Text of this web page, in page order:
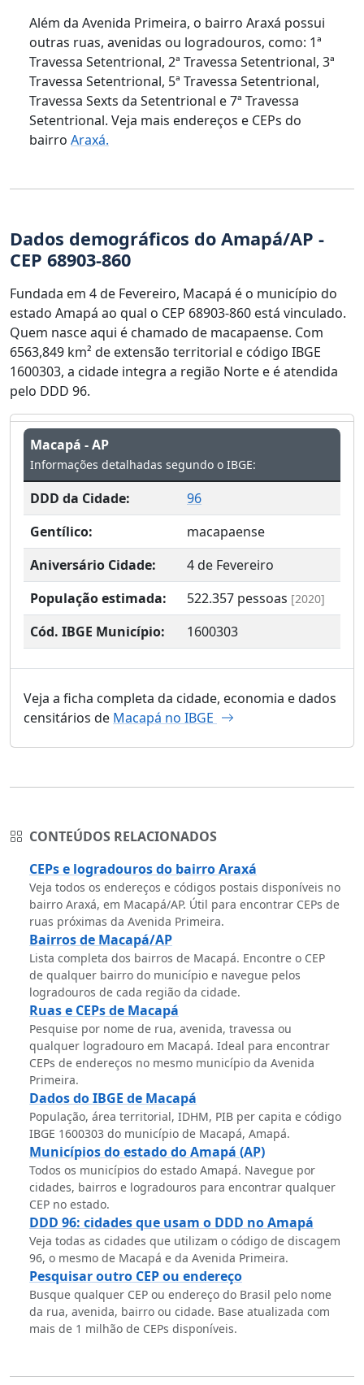
Além da Avenida Primeira, o bairro Araxá possui
outras ruas, avenidas ou logradouros, como: 1ª
Travessa Setentrional, 2ª Travessa Setentrional, 3ª
Travessa Setentrional, 5ª Travessa Setentrional,
Travessa Sexts da Setentrional e 7ª Travessa
Setentrional. Veja mais endereços e CEPs do
bairro Araxá.
Dados demográficos do Amapá/AP -
CEP 68903-860
Fundada em 4 de Fevereiro, Macapá é o município do
estado Amapá ao qual o CEP 68903-860 está vinculado.
Quem nasce aqui é chamado de macapaense. Com
6563,849 km² de extensão territorial e código IBGE
1600303, a cidade integra a região Norte e é atendida
pelo DDD 96.
Macapá - AP
Informações detalhadas segundo o IBGE:
DDD da Cidade:
96
Gentílico:
macapaense
Aniversário Cidade:
4 de Fevereiro
População estimada:
522.357 pessoas [2020]
Cód. IBGE Município: 1600303
Veja a ficha completa da cidade, economia e dados
censitários de Macapá no IBGE
CONTEÚDOS RELACIONADOS
CEPs e logradouros do bairro Araxá
Veja todos os endereços e códigos postais disponíveis no
bairro Araxá, em Macapá/AP. Útil para encontrar CEPs de
ruas próximas da Avenida Primeira.
Bairros de Macapá/AP
Lista completa dos bairros de Macapá. Encontre o CEP
de qualquer bairro do município e navegue pelos
logradouros de cada região da cidade.
Ruas e CEPs de Macapá
Pesquise por nome de rua, avenida, travessa ou
qualquer logradouro em Macapá. Ideal para encontrar
CEPs de endereços no mesmo município da Avenida
Primeira.
Dados do IBGE de Macapá
População, área territorial, IDHM, PIB per capita e código
IBGE 1600303 do município de Macapá, Amapá.
Municípios do estado do Amapá (AP)
Todos os municípios do estado Amapá. Navegue por
cidades, bairros e logradouros para encontrar qualquer
CEP no estado.
DDD 96: cidades que usam o DDD no Amapá
Veja todas as cidades que utilizam o código de discagem
96, o mesmo de Macapá e da Avenida Primeira.
Pesquisar outro CEP ou endereço
Busque qualquer CEP ou endereço do Brasil pelo nome
da rua, avenida, bairro ou cidade. Base atualizada com
mais de 1 milhão de CEPs disponíveis.